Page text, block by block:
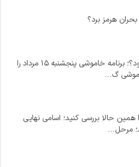
هرمز برد؟
برق گلستان چه ساعتی قطع می‌شود؟؛ برنامه خاموشی پنجشنبه ۱۵ مرداد را
گ...
حالا بررسی کنید؛ اسامی نهایی
مرحل...